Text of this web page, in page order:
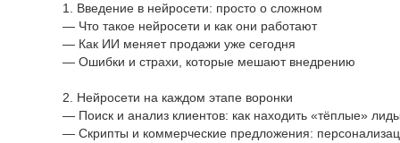
1. Введение в нейросети: просто о сложном
— Что такое нейросети и как они работают
— Как ИИ меняет продажи уже сегодня
— Ошибки и страхи, которые мешают внедрению
2. Нейросети на каждом этапе воронки
— Поиск и анализ клиентов: как находить «тёплые»
— Скрипты и коммерческие предложения: